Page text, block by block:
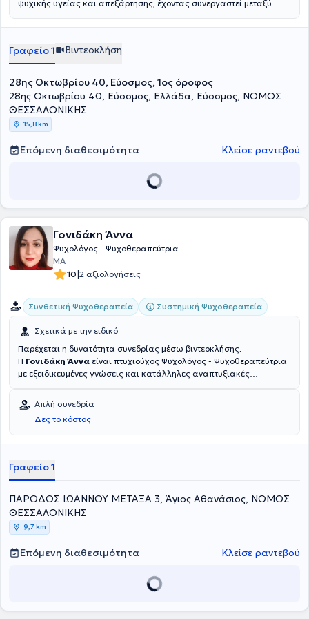
ψυχικής υγείας και απεξάρτησης, έχοντας συνεργαστεί μεταξύ
Γραφείο 1 Βιντεοκλήση
28ης Οκτωβρίου 40, Εύοσμος, 1ος όροφος
28ης Οκτωβρίου 40, Εύοσμος, Ελλάδα, Εύοσμος, ΝΟΜΟΣ
ΘΕΣΣΑΛΟΝΙΚΗΣ
15,8 km
Επόμενη διαθεσιμότητα Κλείσε ραντεβού
Γονιδάκη Άννα
Ψυχολόγος - Ψυχοθεραπεύτρια
MA
10|2 αξιολογήσεις
Συνθετική Ψυχοθεραπεία Συστημική Ψυχοθεραπεία
Σχετικά με την ειδικό
Παρέχεται η δυνατότητα συνεδρίας μέσω βιντεοκλήσης.
Η Γονιδάκη Άννα είναι πτυχιούχος Ψυχολόγος - Ψυχοθεραπεύτρια
με εξειδικευμένες γνώσεις και κατάλληλες αναπτυξιακές
Γραφείο στον Άγιο Αθανάσιο Θεσσαλονίκης .Διαθέτει
Μεταπτυχιακή Εκπαίδευση στη σύγχρονη Ψυχοθεραπευτική
Προσέγγιση με το συνθετικό μοντέλο. Επιπλέον, έχει ολοκληρώσει τη
μετεκπαίδευσή της στην συστημική προσέγγιση και την
Ψυχολόγου.
Απλή συνεδρία
Δες το κόστος
Γραφείο 1
ΠΑΡΟΔΟΣ ΙΩΑΝΝΟΥ ΜΕΤΑΞΑ 3, Άγιος Αθανάσιος, ΝΟΜΟΣ
ΘΕΣΣΑΛΟΝΙΚΗΣ
9,7 km
Επόμενη διαθεσιμότητα Κλείσε ραντεβού